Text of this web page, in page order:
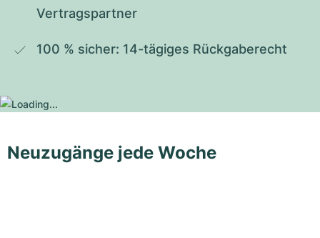
Vertragspartner
100 % sicher: 14-tägiges Rückgaberecht
Neuzugänge jede Woche